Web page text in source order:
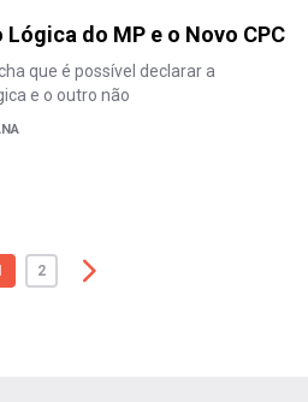
Lógica do MP e o Novo CPC
que é possível declarar a
e o outro não
2